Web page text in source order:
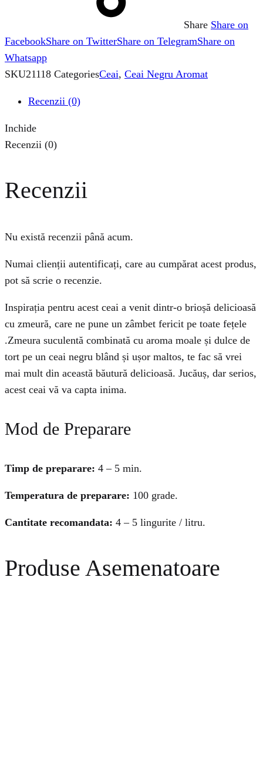
Share Share on
FacebookShare on TwitterShare on TelegramShare on
Whatsapp
SKU21118 CategoriesCeai, Ceai Negru Aromat
Recenzii (0)
Inchide
Recenzii (0)
Recenzii
Nu există recenzii până acum.
Numai clienții autentificați, care au cumpărat acest produs,
pot să scrie o recenzie.
Inspirația pentru acest ceai a venit dintr-o brioșă delicioasă
cu zmeură, care ne pune un zâmbet fericit pe toate fețele
.Zmeura suculentă combinată cu aroma moale și dulce de
tort pe un ceai negru blând și ușor maltos, te fac să vrei
mai mult din această băutură delicioasă. Jucăuș, dar serios,
acest ceai vă va capta inima.
Mod de Preparare
Timp de preparare: 4 – 5 min.
Temperatura de preparare: 100 grade.
Cantitate recomandata: 4 – 5 lingurite / litru.
Produse Asemenatoare